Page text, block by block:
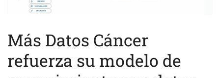
Más Datos Cáncer
refuerza su modelo de